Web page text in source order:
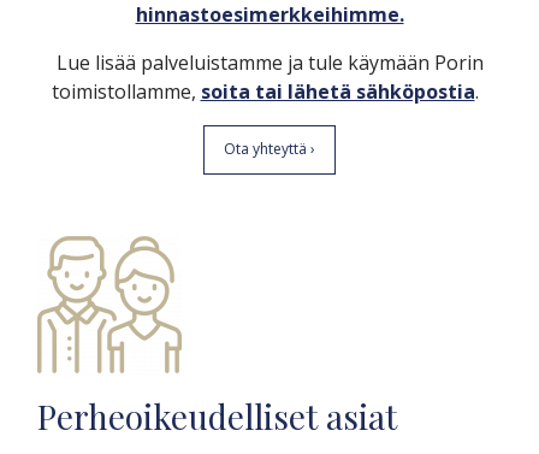
hinnastoesimerkkeihimme.
Lue lisää palveluistamme ja tule käymään Porin
toimistollamme, soita tai lähetä sähköpostia.
Ota yhteyttä ›
Perheoikeudelliset asiat